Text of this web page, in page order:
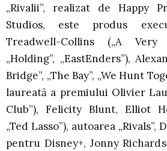
„Rivalii”, realizat de Happy
Studios, este produs
Treadwell-Collins („A Very
„Holding”, „EastEnders”),
Bridge”, „The Bay”, „We Hunt
laureată a premiului Olivier
Club”), Felicity Blunt, Elliot
„Ted Lasso”), autoarea „Rivals”,
pentru Disney+, Jonny